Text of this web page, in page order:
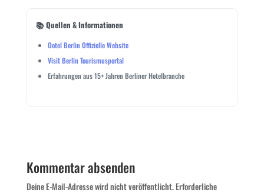
📚 Quellen & Informationen
Ootel Berlin Offizielle Website
Visit Berlin Tourismusportal
Erfahrungen aus 15+ Jahren Berliner Hotelbranche
Kommentar absenden
Deine E-Mail-Adresse wird nicht veröffentlicht. Erforderliche